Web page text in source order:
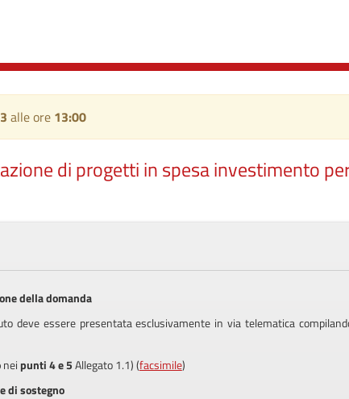
alle ore13:00
di progetti in spesa investimento
della domanda
deve essere presentata esclusivamente in via telematica
neipunti 4 e 5Allegato 1.1) (facsimile)
di sostegno